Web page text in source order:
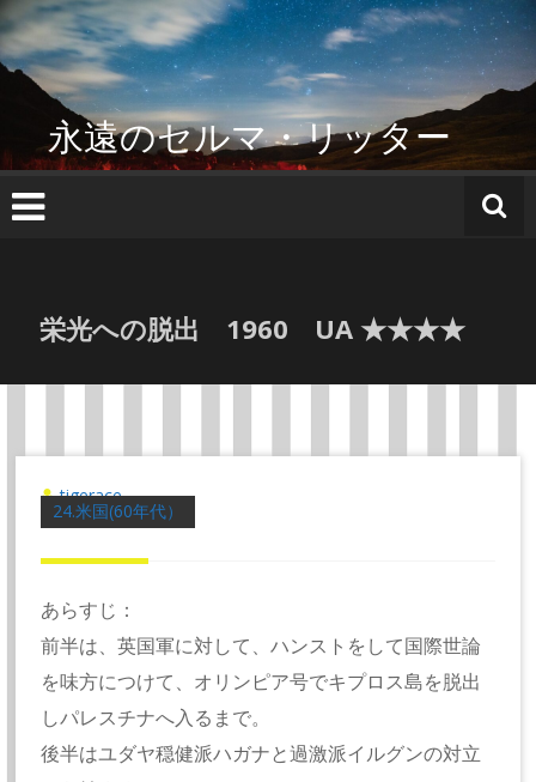
コ
ン
テ
へ
ス
キ
永遠のセルマ・リッター
栄光への脱出 1960 UA ★★★★
24.米国(60年代）
tigerace
あらすじ：
前半は、英国軍に対して、ハンストをして国際世論
を味方につけて、オリンピア号でキプロス島を脱出
しパレスチナへ入るまで。
後半はユダヤ穏健派ハガナと過激派イルグンの対立